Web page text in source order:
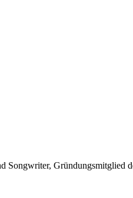
Songwriter, Gründungsmitglied